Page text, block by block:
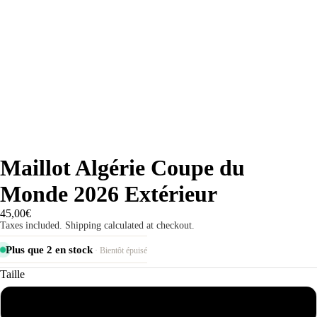
Maillot Algérie Coupe du
Monde 2026 Extérieur
45,00€
Taxes included. Shipping calculated at checkout.
Plus que 2 en stock· Bientôt épuisé
Taille